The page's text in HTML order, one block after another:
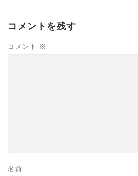
コメントを残す
コメント ※
名前